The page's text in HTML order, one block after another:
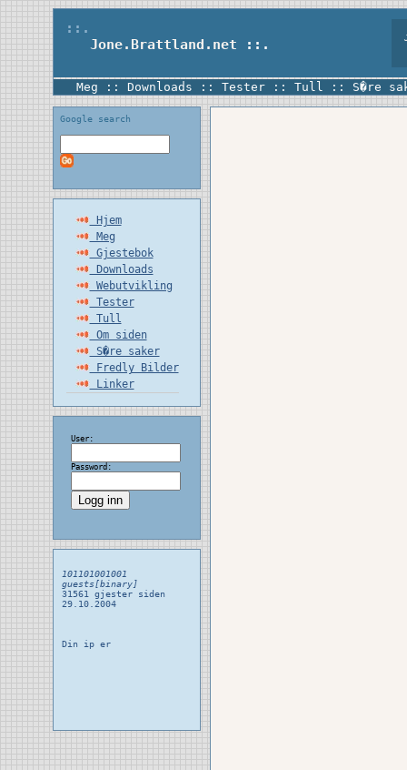
::.
Jone.Brattland.net ::.
Meg :: Downloads :: Tester:: Tull :: S�re
Google search
Hjem
Meg
Gjestebok
Downloads
Webutvikling
Tester
Tull
Om siden
S�re saker
Fredly Bilder
Linker
User:
Password:
101101001001
guests[binary]
31561 gjester siden
29.10.2004
Din ip er